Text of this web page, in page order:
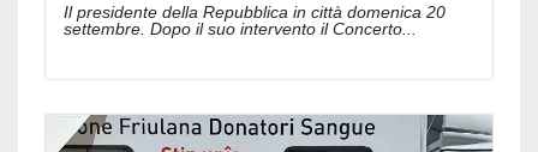
Il presidente della Repubblica in città domenica 20
settembre. Dopo il suo intervento il Concerto...